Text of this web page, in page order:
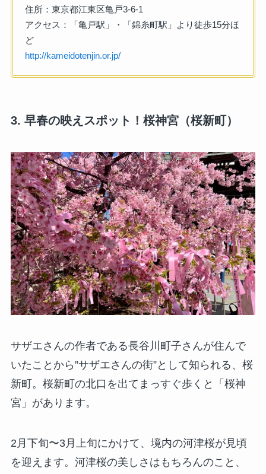
住所：東京都江東区亀戸3-6-1
アクセス：「亀戸駅」・「錦糸町駅」より徒歩15分ほ
ど
http://kameidotenjin.or.jp/
3. 早春の映えスポット！桜神宮（桜新町）
サザエさんの作者である長谷川町子さんが住んで
いたことから”サザエさんの街”として知られる、桜
新町。桜新町の北口を出てまっすぐ歩くと「桜神
宮」があります。
2月下旬〜3月上旬にかけて、境内の河津桜が見頃
を迎えます。河津桜の美しさはもちろんのこと、